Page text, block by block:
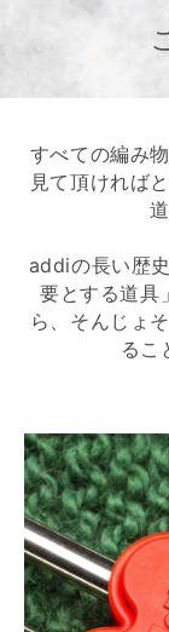
すべての編み
見て頂ければ
addiの長い歴
要とする道具
ら、そんじょ
るこ